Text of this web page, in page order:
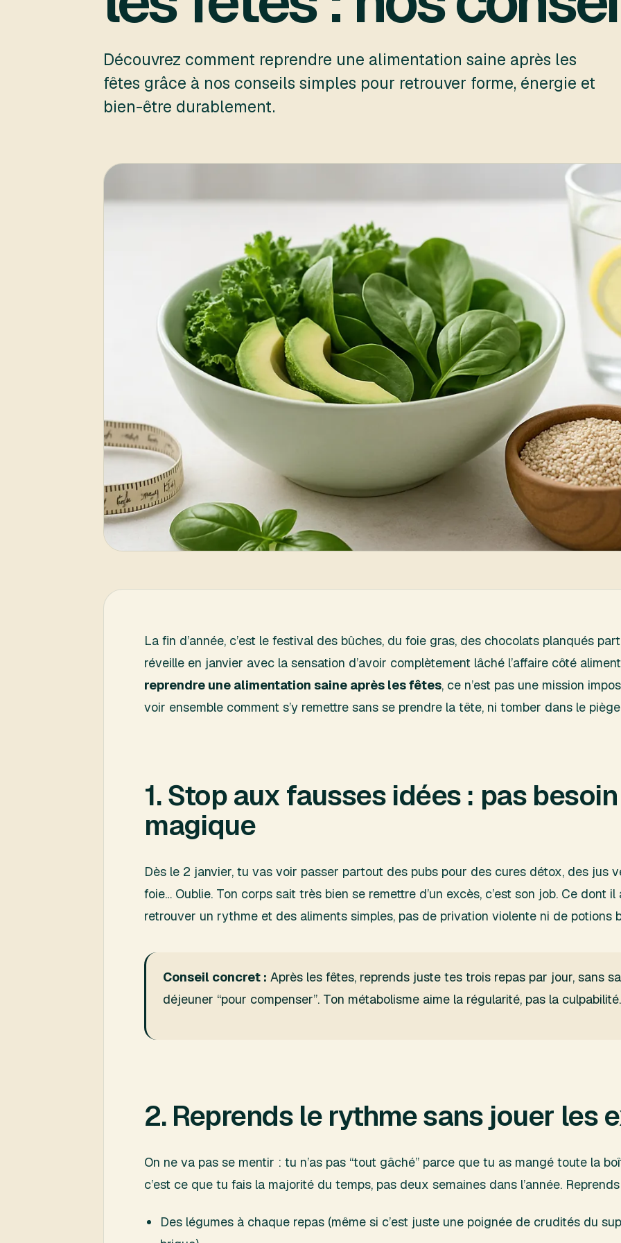
Découvrez comment reprendre une alimentation saine après les
fêtes grâce à nos conseils simples pour retrouver forme, énergie et
bien-être durablement.
La fin d’année, c’est le festival des bûches, du foie gras, des chocolats planqués
réveille en janvier avec la sensation d’avoir complètement lâché l’affaire côté
reprendre une alimentation saine après les fêtes, ce n’est pas une mission
voir ensemble comment s’y remettre sans se prendre la tête, ni tomber dans le
1. Stop aux fausses idées : pas
magique
Dès le 2 janvier, tu vas voir passer partout des pubs pour des cures détox, des jus
foie… Oublie. Ton corps sait très bien se remettre d’un excès, c’est son job. Ce dont
retrouver un rythme et des aliments simples, pas de privation violente ni de potions
Conseil concret : Après les fêtes, reprends juste tes trois repas par jour, sans
déjeuner “pour compenser”. Ton métabolisme aime la régularité, pas la culpabilité.
2. Reprends le rythme sans jouer les
On ne va pas se mentir : tu n’as pas “tout gâché” parce que tu as mangé toute la
c’est ce que tu fais la majorité du temps, pas deux semaines dans l’année.
Des légumes à chaque repas (même si c’est juste une poignée de crudités du